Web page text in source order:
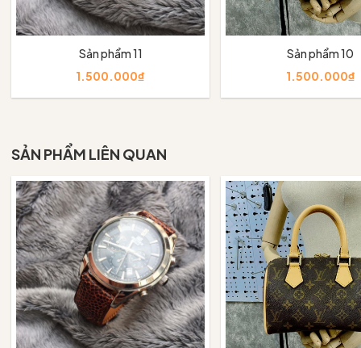
Sản phẩm 11
1.500.000₫
Sản phẩm 10
1.500.000₫
SẢN PHẨM LIÊN QUAN